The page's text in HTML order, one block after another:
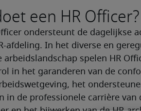
een HR Officer?
ondersteunt de dagelijkse
afdeling. In het diverse en
arbeidslandschap spelen HR
in het garanderen van de
het
in de professionele carrière van